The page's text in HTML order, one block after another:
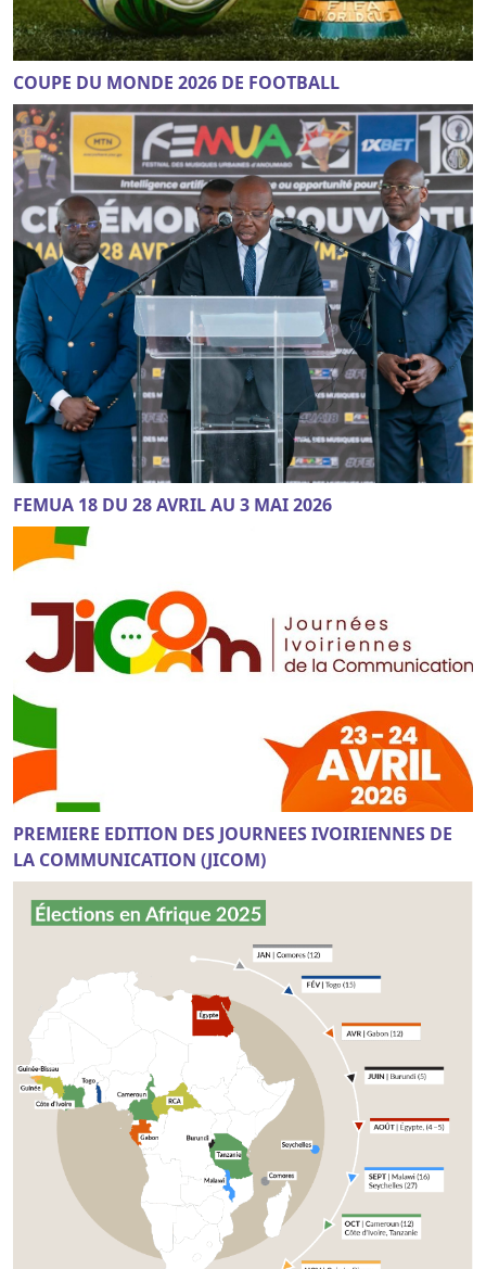
COUPE DU MONDE 2026 DE FOOTBALL
FEMUA 18 DU 28 AVRIL AU 3 MAI 2026
PREMIERE EDITION DES JOURNEES IVOIRIENNES DE
LA COMMUNICATION (JICOM)